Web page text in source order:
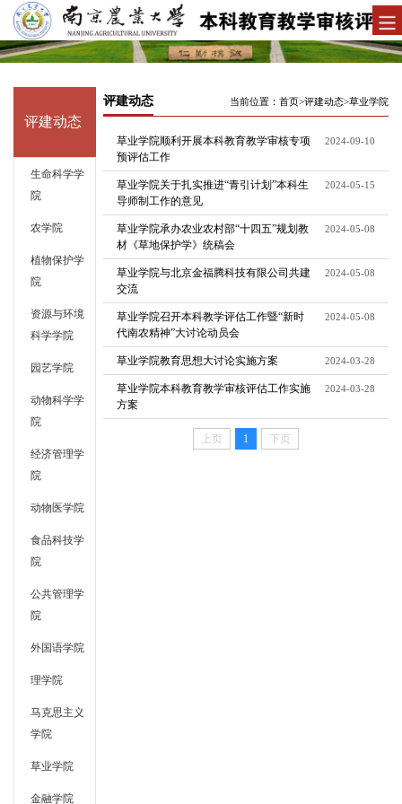
评建动态
生命科学学
院
农学院
植物保护学
院
资源与环境
科学学院
园艺学院
动物科学学
院
经济管理学
院
动物医学院
食品科技学
院
公共管理学
院
外国语学院
理学院
马克思主义
学院
草业学院
金融学院
评建动态 当前位置： 首页>评建动态>草业学院
2024-09-10
草业学院顺利开展本科教育教学审核专项
预评估工作
2024-05-15
草业学院关于扎实推进“青引计划”本科生
导师制工作的意见
2024-05-08
草业学院承办农业农村部“十四五”规划教
材《草地保护学》统稿会
2024-05-08
草业学院与北京金福腾科技有限公司共建
交流
2024-05-08
草业学院召开本科教学评估工作暨“新时
代南农精神”大讨论动员会
2024-03-28
草业学院教育思想大讨论实施方案
2024-03-28
草业学院本科教育教学审核评估工作实施
方案
上页 1 下页